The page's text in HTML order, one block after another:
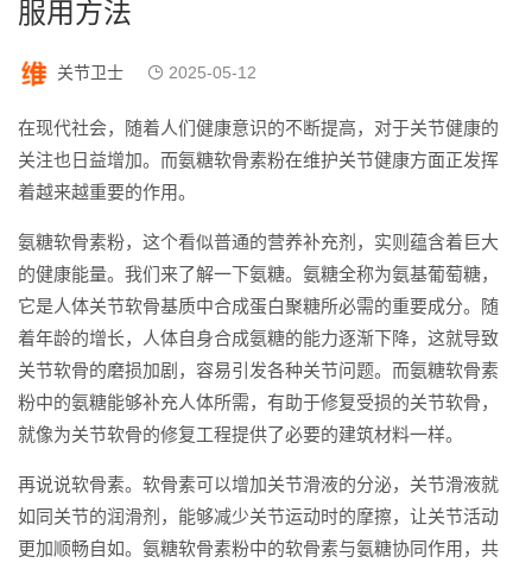
服用方法
关节卫士 2025-05-12
在现代社会，随着人们健康意识的不断提高，对于关节健康的
关注也日益增加。而氨糖软骨素粉在维护关节健康方面正发挥
着越来越重要的作用。
氨糖软骨素粉，这个看似普通的营养补充剂，实则蕴含着巨大
的健康能量。我们来了解一下氨糖。氨糖全称为氨基葡萄糖，
它是人体关节软骨基质中合成蛋白聚糖所必需的重要成分。随
着年龄的增长，人体自身合成氨糖的能力逐渐下降，这就导致
关节软骨的磨损加剧，容易引发各种关节问题。而氨糖软骨素
粉中的氨糖能够补充人体所需，有助于修复受损的关节软骨，
就像为关节软骨的修复工程提供了必要的建筑材料一样。
再说说软骨素。软骨素可以增加关节滑液的分泌，关节滑液就
如同关节的润滑剂，能够减少关节运动时的摩擦，让关节活动
更加顺畅自如。氨糖软骨素粉中的软骨素与氨糖协同作用，共